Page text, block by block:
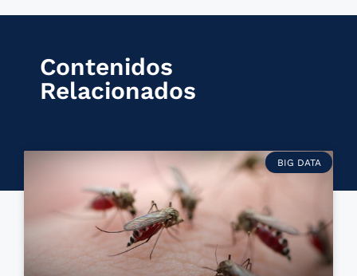
Contenidos
Relacionados
BIG DATA